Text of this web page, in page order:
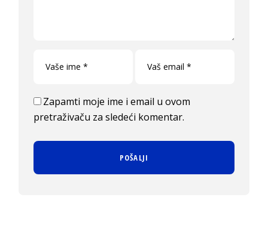
Zapamti moje ime i email u ovom
pretraživaču za sledeći komentar.